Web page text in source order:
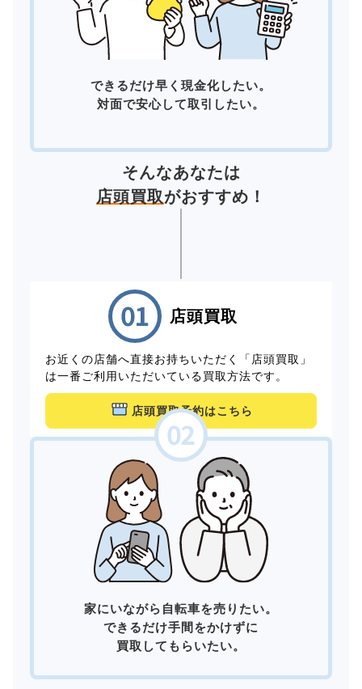
できるだけ早く現金化したい。
対面で安心して取引したい。
そんなあなたは
店頭買取がおすすめ！
店頭買取
お近くの店舗へ直接お持ちいただく「店頭買取」
は一番ご利用いただいている買取方法です。
店頭買取予約はこちら
家にいながら自転車を売りたい。
できるだけ手間をかけずに
買取してもらいたい。